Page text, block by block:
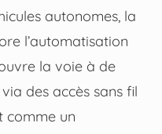
autonomes, la
l’automatisation
la voie à de
des accès sans fil
comme un